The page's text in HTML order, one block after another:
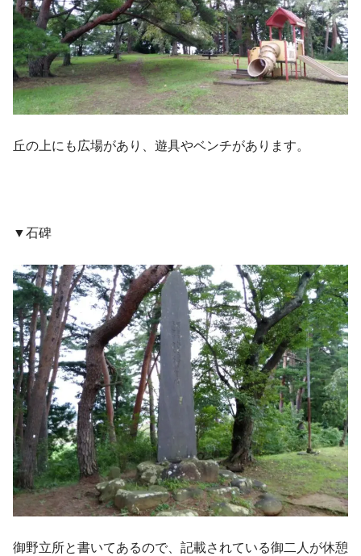
丘の上にも広場があり、遊具やベンチがあります。
▼石碑
御野立所と書いてあるので、記載されている御二人が休憩